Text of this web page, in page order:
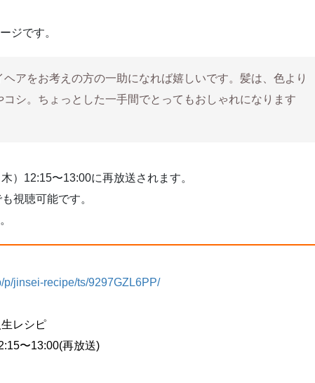
ジです。
ヘアをお考えの⽅の⼀助になれば嬉しいです。髪は、⾊より
コシ。ちょっとした⼀⼿間でとってもおしゃれになります
）12:15〜13:00に再放送されます。
視聴可能です。
p/jinsei-recipe/ts/9297GZL6PP/
レシピ
〜13:00(再放送)